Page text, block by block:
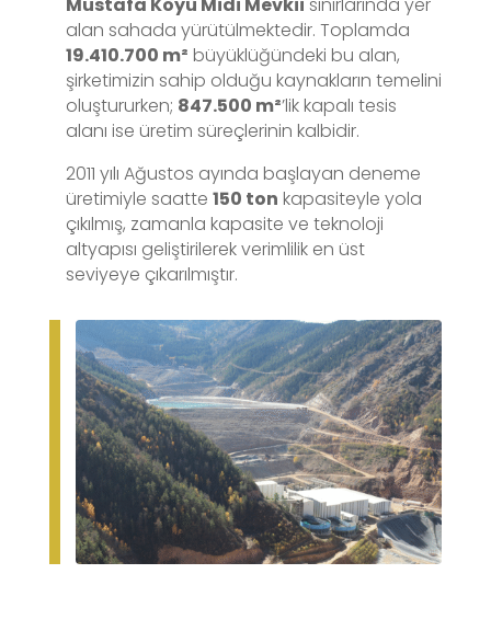
alan sahada yürütülmektedir. Toplamda
19.410.700 m² büyüklüğündeki bu alan,
şirketimizin sahip olduğu kaynakların temelini
oluştururken; 847.500 m²’lik kapalı tesis
alanı ise üretim süreçlerinin kalbidir.
2011 yılı Ağustos ayında başlayan deneme
üretimiyle saatte 150 ton kapasiteyle yola
çıkılmış, zamanla kapasite ve teknoloji
altyapısı geliştirilerek verimlilik en üst
seviyeye çıkarılmıştır.